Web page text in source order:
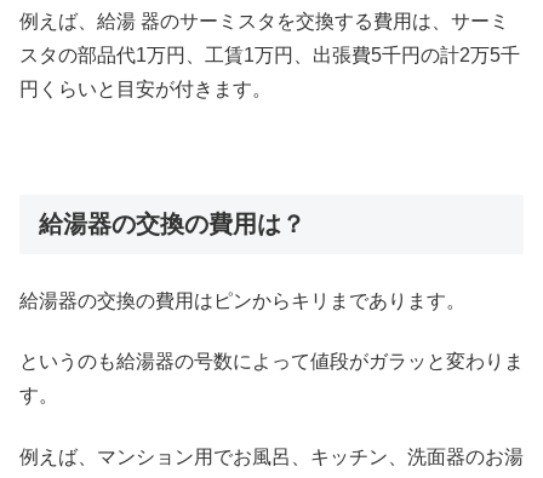
例えば、給湯 器のサーミスタを交換する費用は、サーミ
スタの部品代1万円、工賃1万円、出張費5千円の計2万5千
円くらいと目安が付きます。
給湯器の交換の費用は？
給湯器の交換の費用はピンからキリまであります。
というのも給湯器の号数によって値段がガラッと変わりま
す。
例えば、マンション用でお風呂、キッチン、洗面器のお湯